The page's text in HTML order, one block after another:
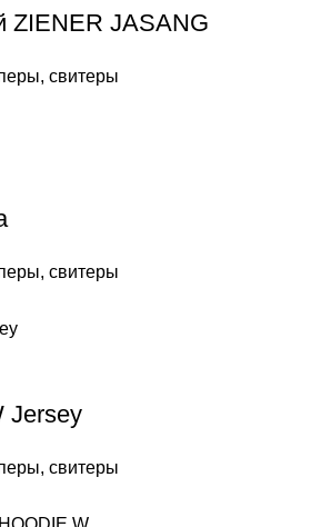
JASANG
свитеры
свитеры
Jersey
свитеры